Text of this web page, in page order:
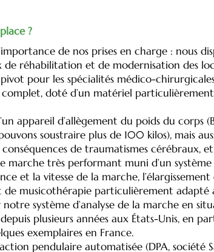
?
de nos prises en charge : nous
réhabilitation et de modernisation des
pour les spécialités médico-
complet, doté d’un matériel
appareil d’allègement du poids du
soustraire plus de 100 kilos), mais
de traumatismes cérébraux,
marche très performant muni d’un
et la vitesse de la marche,
de musicothérapie particulièrement
système d’analyse de la marche en
plusieurs années aux États-Unis, en
exemplaires en France.
pendulaire automatisée (DPA,